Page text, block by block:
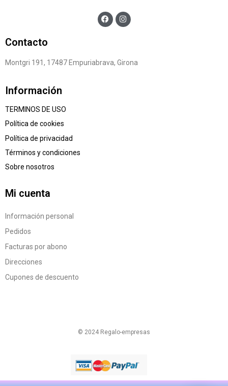
Contacto
Montgri 191, 17487 Empuriabrava, Girona
Información
TERMINOS DE USO
Política de cookies
Política de privacidad
Términos y condiciones
Sobre nosotros
Mi cuenta
Información personal
Pedidos
Facturas por abono
Direcciones
Cupones de descuento
© 2024 Regalo-empresas